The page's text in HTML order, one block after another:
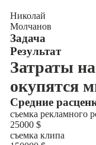
Николай
Молчанов
Задача
Результат
Затраты
окупятся
Cредние
съемка рекламного
25000 $
съемка клипа